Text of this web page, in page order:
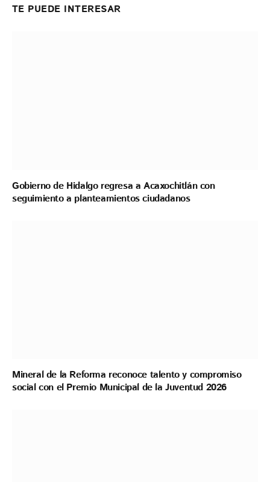
TE PUEDE INTERESAR
Gobierno de Hidalgo regresa a Acaxochitlán con
seguimiento a planteamientos ciudadanos
Mineral de la Reforma reconoce talento y compromiso
social con el Premio Municipal de la Juventud 2026